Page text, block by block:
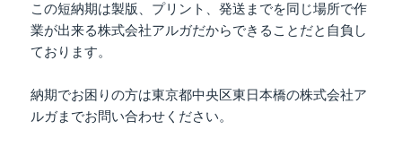
この短納期は製版、プリント、発送までを同じ場所で作
業が出来る株式会社アルガだからできることだと自負し
ております。
納期でお困りの方は東京都中央区東日本橋の株式会社ア
ルガまでお問い合わせください。